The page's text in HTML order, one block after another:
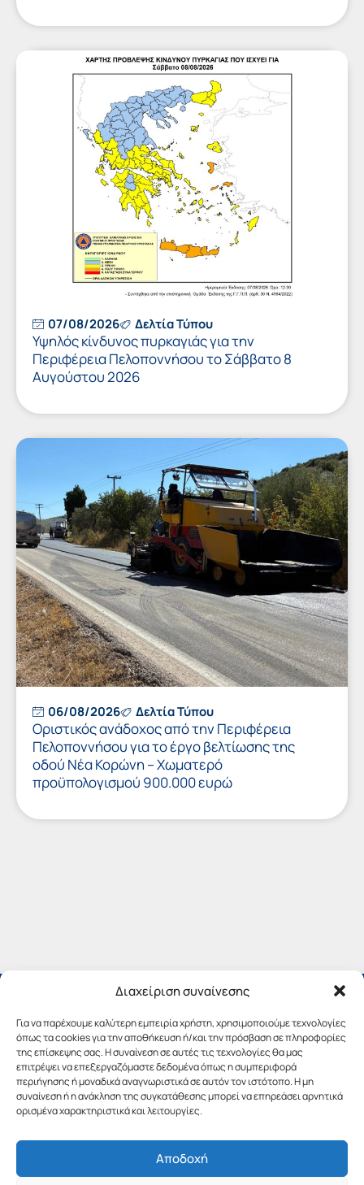
Διαχείριση συναίνεσης
Για να παρέχουμε καλύτερη εμπειρία χρήστη, χρησιμοποιούμε τεχνολογίες
όπως τα cookies για την αποθήκευση ή/και την πρόσβαση σε πληροφορίες
της επίσκεψης σας. Η συναίνεση σε αυτές τις τεχνολογίες θα μας
επιτρέψει να επεξεργαζόμαστε δεδομένα όπως η συμπεριφορά
περιήγησης ή μοναδικά αναγνωριστικά σε αυτόν τον ιστότοπο. Η μη
συναίνεση ή η ανάκληση της συγκατάθεσης μπορεί να επηρεάσει αρνητικά
ορισμένα χαρακτηριστικά και λειτουργίες.
Αποδοχή
07/08/2026 Δελτία Τύπου
Υψηλός κίνδυνος πυρκαγιάς για την
Περιφέρεια Πελοποννήσου το Σάββατο 8
Αυγούστου 2026
06/08/2026 Δελτία Τύπου
Οριστικός ανάδοχος από την Περιφέρεια
Πελοποννήσου για το έργο βελτίωσης της
οδού Νέα Κορώνη – Χωματερό
προϋπολογισμού 900.000 ευρώ
Copyright © 2019 Περιφέρεια Πελοποννήσου.